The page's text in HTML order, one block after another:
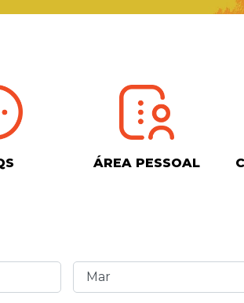
ÁREA PESSOAL